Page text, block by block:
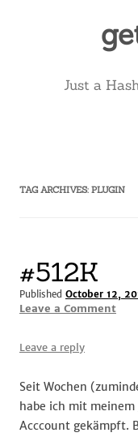
Just a
TAG ARCHIVES: PLUGIN
#512K
Published October 12,
Leave a Comment
Leave a reply
Seit Wochen
habe ich mit meinem
Acccount gekämpft.